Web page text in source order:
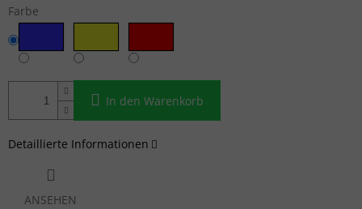
Farbe
In den Warenkorb
Detaillierte Informationen
ANSEHEN